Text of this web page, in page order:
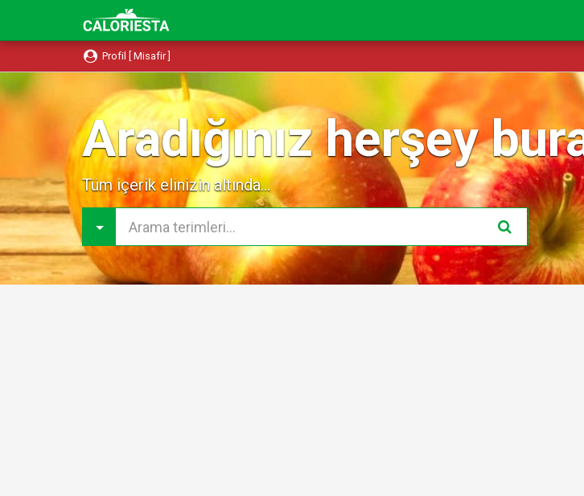
Profil [ Misafir ]
Aradığınız herşey
Tüm içerik elinizin altında...